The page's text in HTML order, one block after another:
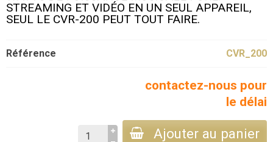
STREAMING ET VIDÉO EN UN SEUL APPAREIL,
SEUL LE CVR-200 PEUT TOUT FAIRE.
Référence CVR_200
contactez-nous pour
le délai
Ajouter au panier